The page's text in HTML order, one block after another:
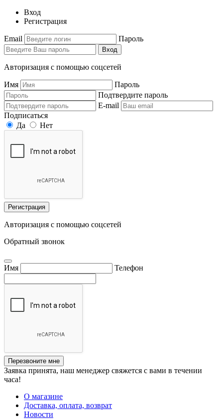
Вход
Регистрация
Email Пароль
Вход
Авторизация с помощью соцсетей
Имя
Пароль
Подтвердите пароль
E-mail
Подписаться
Да
Нет
Регистрация
Авторизация с помощью соцсетей
Обратный звонок
Имя Телефон
Перезвоните мне
Заявка принята, наш менеджер свяжется с вами в течении
часа!
О магазине
Доставка, оплата, возврат
Новости